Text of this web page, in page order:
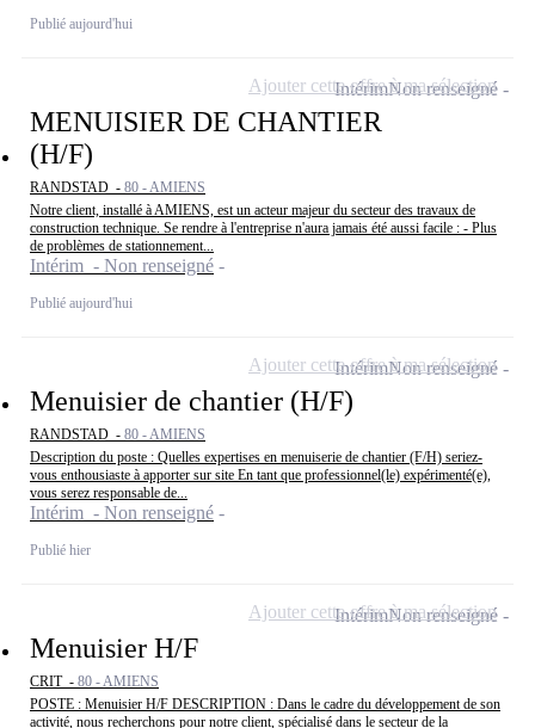
Publié aujourd'hui
MENUISIER DE CHANTIER
(H/F)
RANDSTAD - 80 - AMIENS
Notre client, installé à AMIENS, est un acteur majeur du secteur des travaux de
construction technique. Se rendre à l'entreprise n'aura jamais été aussi facile : - Plus
de problèmes de stationnement...
Intérim - Non renseigné
Publié aujourd'hui
IntérimNon renseigné
Ajouter cette offre à ma sélection
Menuisier de chantier (H/F)
RANDSTAD - 80 - AMIENS
Description du poste : Quelles expertises en menuiserie de chantier (F/H) seriez-
vous enthousiaste à apporter sur site En tant que professionnel(le) expérimenté(e),
vous serez responsable de...
Intérim - Non renseigné
Publié hier
IntérimNon renseigné
Ajouter cette offre à ma sélection
Menuisier H/F
CRIT - 80 - AMIENS
POSTE : Menuisier H/F DESCRIPTION : Dans le cadre du développement de son
activité, nous recherchons pour notre client, spécialisé dans le secteur de la
IntérimNon renseigné
Ajouter cette offre à ma sélection